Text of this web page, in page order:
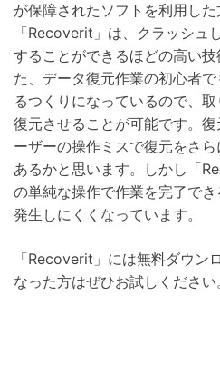
が保障されたソフトを利用した
「Recoverit」は、クラッシュ
することができるほどの高い
た、データ復元作業の初心者
るつくりになっているので、
復元させることが可能です。
ーザーの操作ミスで復元をさ
あるかと思います。しかし「
の単純な操作で作業を完了で
発生しにくくなっています。
「Recoverit」には無料ダウン
なった方はぜひお試しください